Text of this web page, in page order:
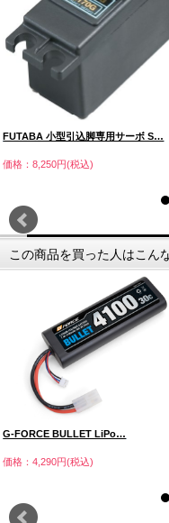
FUTABA 小型引込脚専用サーボ S…
価格：8,250円(税込)
この商品を買った人はこん
G-FORCE BULLET LiPo…
価格：4,290円(税込)